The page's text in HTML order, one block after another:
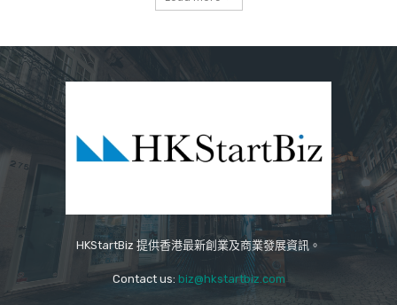
HKStartBiz 提供香港最新創業及商業發展資訊。
Contact us: biz@hkstartbiz.com